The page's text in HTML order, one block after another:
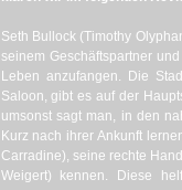
Seth Bullock (Timothy
seinem Geschäftspartner
Leben anzufangen. Die
Saloon, gibt es auf der
umsonst sagt man, in den
Kurz nach ihrer Ankunft
Carradine), seine rechte
Weigert) kennen. Diese